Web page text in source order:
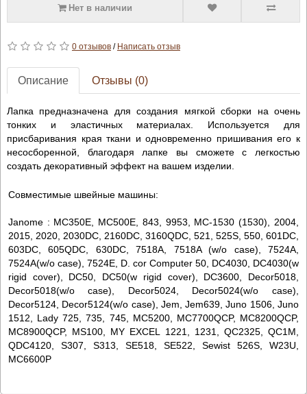
Нет в наличии
0 отзывов/ Написать отзыв
Описание Отзывы (0)
Лапка предназначена для создания мягкой сборки на очень
тонких и эластичных материалах. Используется для
присбаривания края ткани и одновременно пришивания его к
несосборенной, благодаря лапке вы сможете с легкостью
создать декоративный эффект на вашем изделии.
Совместимые швейные машины:
Janome : MC350E, MC500E, 843, 9953, MC-1530 (1530), 2004,
2015, 2020, 2030DC, 2160DC, 3160QDC, 521, 525S, 550, 601DC,
603DC, 605QDC, 630DC, 7518A, 7518A (w/o case), 7524A,
7524A(w/o case), 7524E, D. cor Computer 50, DC4030, DC4030(w
rigid cover), DC50, DC50(w rigid cover), DC3600, Decor5018,
Decor5018(w/o case), Decor5024, Decor5024(w/o case),
Decor5124, Decor5124(w/o case), Jem, Jem639, Juno 1506, Juno
1512, Lady 725, 735, 745, MC5200, MC7700QCP, MC8200QCP,
MC8900QCP, MS100, MY EXCEL 1221, 1231, QC2325, QC1M,
QDC4120, S307, S313, SE518, SE522, Sewist 526S, W23U,
MC6600P